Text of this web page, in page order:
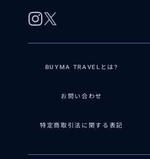
BUYMA TRAVELとは?
お問い合わせ
特定商取引法に関する表記